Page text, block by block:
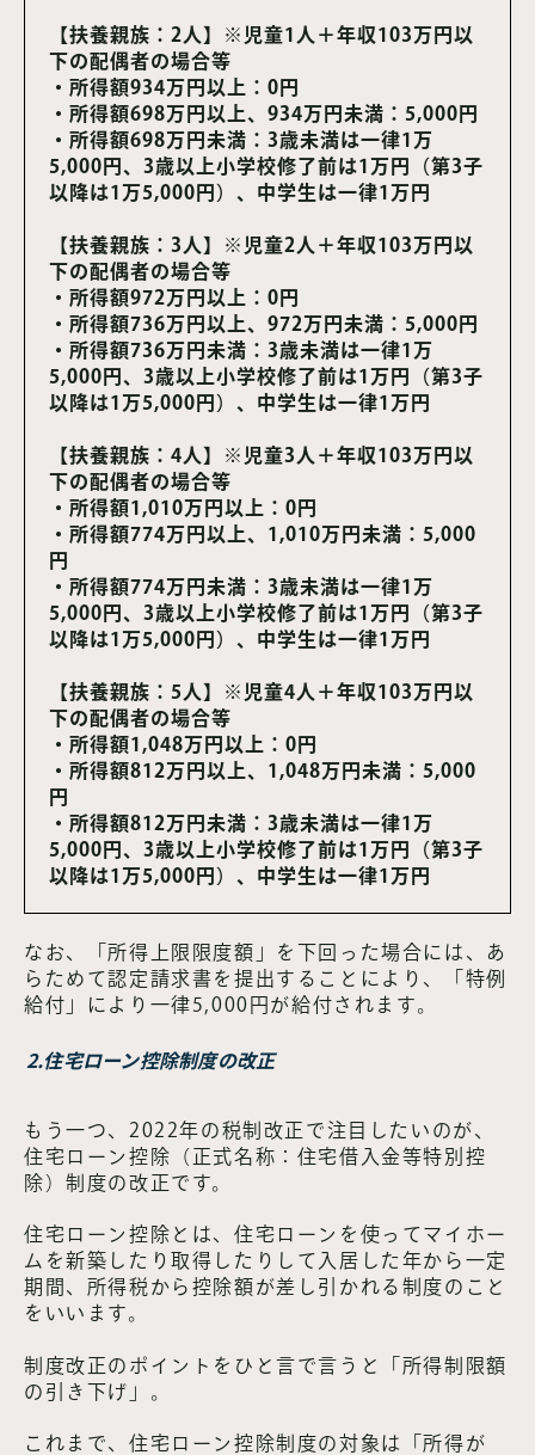
【扶養親族：2人】※児童1人＋年収103万円以
下の配偶者の場合等
・所得額934万円以上：0円
・所得額698万円以上、934万円未満：5,000円
・所得額698万円未満：3歳未満は一律1万
5,000円、3歳以上小学校修了前は1万円（第3子
以降は1万5,000円）、中学生は一律1万円
【扶養親族：3人】※児童2人＋年収103万円以
下の配偶者の場合等
・所得額972万円以上：0円
・所得額736万円以上、972万円未満：5,000円
・所得額736万円未満：3歳未満は一律1万
5,000円、3歳以上小学校修了前は1万円（第3子
以降は1万5,000円）、中学生は一律1万円
【扶養親族：4人】※児童3人＋年収103万円以
下の配偶者の場合等
・所得額1,010万円以上：0円
・所得額774万円以上、1,010万円未満：5,000
円
・所得額774万円未満：3歳未満は一律1万
5,000円、3歳以上小学校修了前は1万円（第3子
以降は1万5,000円）、中学生は一律1万円
【扶養親族：5人】※児童4人＋年収103万円以
下の配偶者の場合等
・所得額1,048万円以上：0円
・所得額812万円以上、1,048万円未満：5,000
円
・所得額812万円未満：3歳未満は一律1万
5,000円、3歳以上小学校修了前は1万円（第3子
以降は1万5,000円）、中学生は一律1万円
なお、「所得上限限度額」を下回った場合には、あ
らためて認定請求書を提出することにより、「特例
給付」により一律5,000円が給付されます。
2.住宅ローン控除制度の改正
もう一つ、2022年の税制改正で注目したいのが、
住宅ローン控除（正式名称：住宅借入金等特別控
除）制度の改正です。
住宅ローン控除とは、住宅ローンを使ってマイホー
ムを新築したり取得したりして入居した年から一定
期間、所得税から控除額が差し引かれる制度のこと
をいいます。
制度改正のポイントをひと言で言うと「所得制限額
の引き下げ」。
これまで、住宅ローン控除制度の対象は「所得が